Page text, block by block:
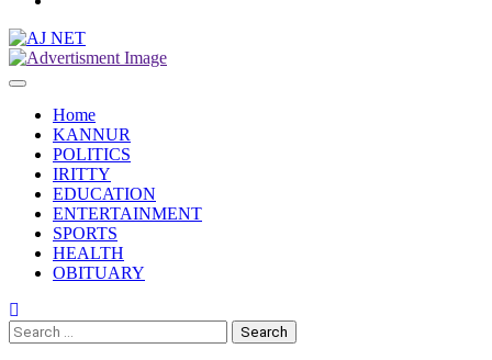
Home
KANNUR
POLITICS
IRITTY
EDUCATION
ENTERTAINMENT
SPORTS
HEALTH
OBITUARY
Search
for: